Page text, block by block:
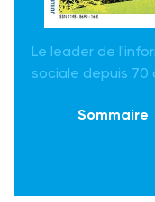
Le leader de
sociale depuis 70
Sommaire